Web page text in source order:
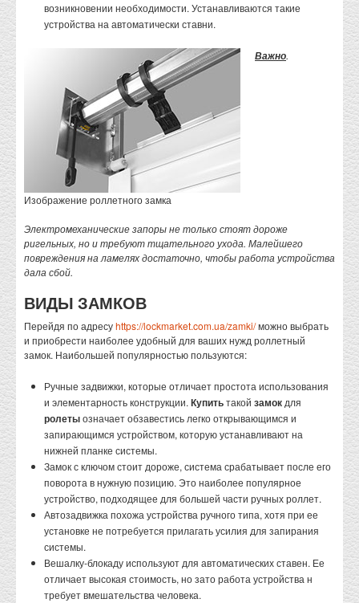
возникновении необходимости. Устанавливаются такие
устройства на автоматически ставни.
Изображение роллетного замка
Важно.
Электромеханические запоры не только стоят дороже
ригельных, но и требуют тщательного ухода. Малейшего
повреждения на ламелях достаточно, чтобы работа устройства
дала сбой.
ВИДЫ ЗАМКОВ
Перейдя по адресуhttps://lockmarket.com.ua/zamki/можно выбрать
и приобрести наиболее удобный для ваших нужд роллетный
замок. Наибольшей популярностью пользуются:
Ручные задвижки, которые отличает простота использования
и элементарность конструкции. Купитьтакой замок для
ролетыозначает обзавестись легко открывающимся и
запирающимся устройством, которую устанавливают на
нижней планке системы.
Замок с ключом стоит дороже, система срабатывает после его
поворота в нужную позицию. Это наиболее популярное
устройство, подходящее для большей части ручных роллет.
Автозадвижка похожа устройства ручного типа, хотя при ее
установке не потребуется прилагать усилия для запирания
системы.
Вешалку-блокаду используют для автоматических ставен. Ее
отличает высокая стоимость, но зато работа устройства н
требует вмешательства человека.